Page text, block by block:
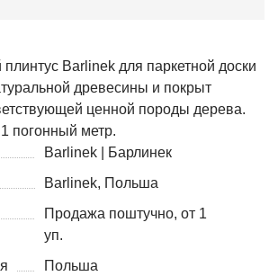
Barlinek для паркетной доски
древесины и покрыт
ценной породы дерева.
погонный метр.
Barlinek | Барлинек
Barlinek, Польша
Продажа поштучно, от 1
уп.
Польша